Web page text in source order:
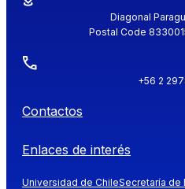
Diagonal
Postal Code
+56 2
Contactos
Enlaces de interés
Universidad de ChileSecretaría de